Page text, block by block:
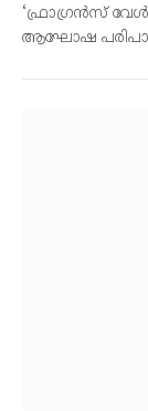
‘ഫ്രാഗ്രൻസ്
ആഘോഷ